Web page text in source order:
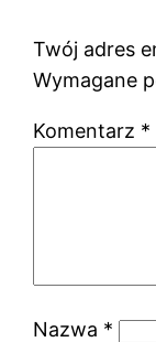
Twój adres
Wymagane
Komentarz *
Nazwa *